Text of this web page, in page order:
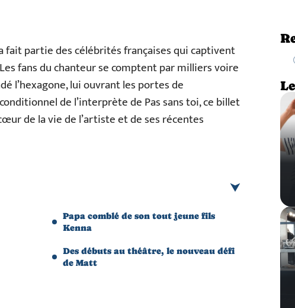
fait partie des célébrités françaises qui captivent
fans du chanteur se comptent par milliers voire
l’hexagone, lui ouvrant les portes de
de l’interprète de Pas sans toi, ce billet
de la vie de l’artiste et de ses récentes
Papa comblé de son tout jeune fils
Kenna
Des débuts au théâtre, le nouveau défi
de Matt